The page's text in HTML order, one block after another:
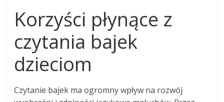
Korzyści płynące z
czytania bajek
dzieciom
Czytanie bajek ma ogromny wpływ na rozwój